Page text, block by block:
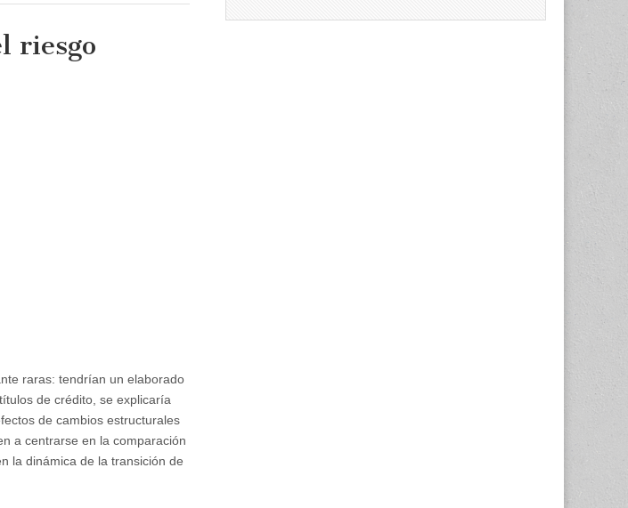
riesgo
raras: tendrían un elaborado
de crédito, se explicaría
de cambios estructurales
a centrarse en la comparación
la dinámica de la transición de